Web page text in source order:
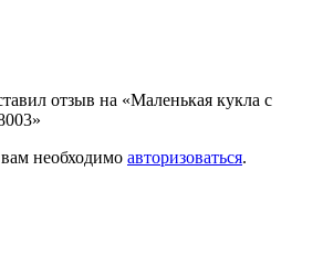
отзыв на «Маленькая кукла с
необходимо авторизоваться.